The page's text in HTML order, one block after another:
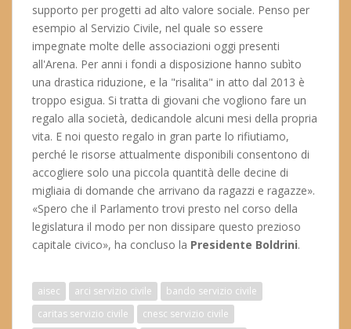
supporto per progetti ad alto valore sociale. Penso per
esempio al Servizio Civile, nel quale so essere
impegnate molte delle associazioni oggi presenti
all'Arena. Per anni i fondi a disposizione hanno subìto
una drastica riduzione, e la "risalita" in atto dal 2013 è
troppo esigua. Si tratta di giovani che vogliono fare un
regalo alla società, dedicandole alcuni mesi della propria
vita. E noi questo regalo in gran parte lo rifiutiamo,
perché le risorse attualmente disponibili consentono di
accogliere solo una piccola quantità delle decine di
migliaia di domande che arrivano da ragazzi e ragazze».
«Spero che il Parlamento trovi presto nel corso della
legislatura il modo per non dissipare questo prezioso
capitale civico», ha concluso la Presidente Boldrini.
aisec arci servizio civile
bando servizio civile
caritas servizio civile
cnesc servizio civile